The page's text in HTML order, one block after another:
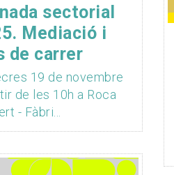
sectorial
Mediació i
de carrer
19 de novembre
de les 10h a Roca
- Fàbri...